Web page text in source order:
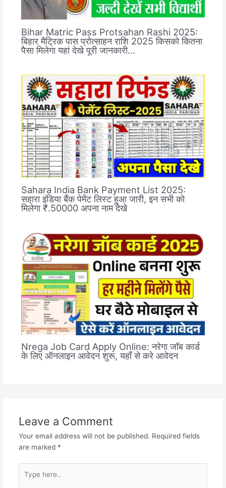
Bihar Matric Pass Protsahan Rashi 2025:
बिहार मैट्रिक पास प्रोत्साहन राशि 2025 किसको कितना
पैसा मिलेगा यहां देखे पूरी जानकारी…
Sahara India Bank Payment List 2025:
सहारा इंडिया बैंक पेमेंट लिस्ट हुआ जारी, इन सभी को
मिलेगा ₹.50000 अपना नाम देखे
Nrega Job Card Apply Online: नरेगा जॉब कार्ड
के लिए ऑनलाइन आवेदन शुरू, यहाँ से करे आवेदन
Leave a Comment
Your email address will not be published. Required fields
are marked *
here..